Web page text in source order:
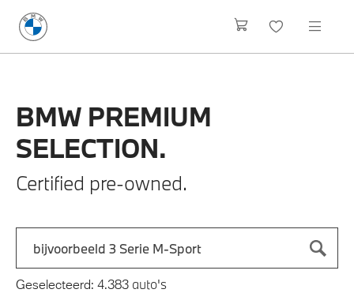
BMW PREMIUM
SELECTION.
Certified pre-owned.
Zoek naar een automodel, bijvoorbeeld 3 Serie M-Sport
Typ een automodel in en druk op enter om te zoeken
Geselecteerd: 4.383 auto's